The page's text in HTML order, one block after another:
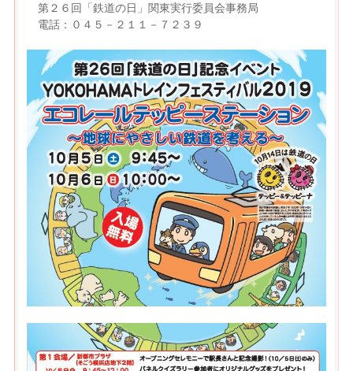
第２６回「鉄道の日」関東実行委員会事務局
電話：０４５－２１１－７２３９